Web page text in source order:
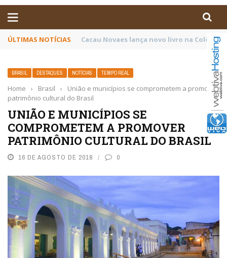
ÚLTIMAS NOTÍCIAS Poetas baianos representam o Brasil no
BRASIL DESTAQUES NOTÍCIAS TEMPO REAL
Home › Brasil ›
União e municípios se comprometem a promover
patrimônio cultural do Brasil
UNIÃO E MUNICÍPIOS SE
COMPROMETEM A PROMOVER
PATRIMÔNIO CULTURAL DO BRASIL
16 DE AGOSTO DE 2018 0